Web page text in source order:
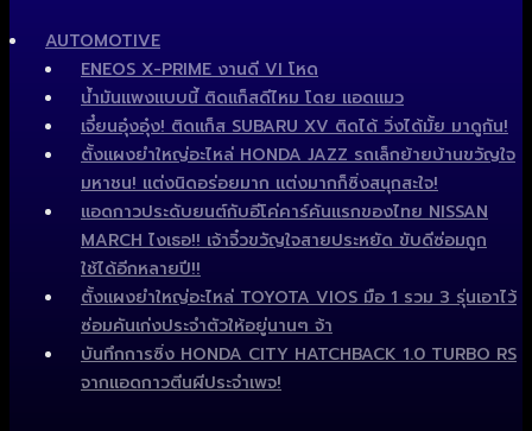
AUTOMOTIVE
ENEOS X-PRIME งานดี VI โหด
น้ำมันแพงแบบนี้ ติดแก็สดีไหม โดย แอดแมว
เจี๋ยนอุ๋งอุ๋ง! ติดแก็ส SUBARU XV ติดได้ วิ่งได้มั้ย มาดูกัน!
ตั้งแผงยำใหญ่อะไหล่ HONDA JAZZ รถเล็กย้ายบ้านขวัญใจ
มหาชน! แต่งนิดอร่อยมาก แต่งมากก็ซิ่งสนุกสะใจ!
แอดกาวประดับยนต์กับอีโค่คาร์คันแรกของไทย NISSAN
MARCH ไงเธอ!! เจ้าจิ๋วขวัญใจสายประหยัด ขับดีซ่อมถูก
ใช้ได้อีกหลายปี!!
ตั้งแผงยำใหญ่อะไหล่ TOYOTA VIOS มือ 1 รวม 3 รุ่นเอาไว้
ซ่อมคันเก่งประจำตัวให้อยู่นานๆ จ้า
บันทึกการซิ่ง HONDA CITY HATCHBACK 1.0 TURBO RS
จากแอดกาวตีนผีประจำเพจ!